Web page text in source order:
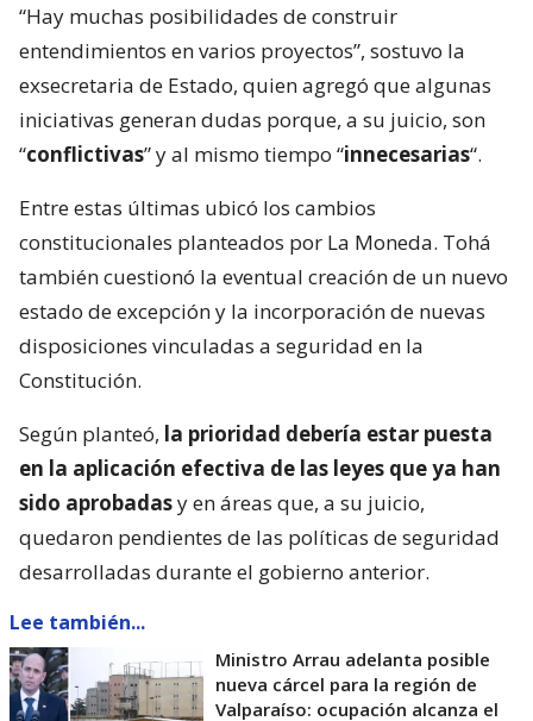
“Hay muchas posibilidades de construir
entendimientos en varios proyectos”, sostuvo la
exsecretaria de Estado, quien agregó que algunas
iniciativas generan dudas porque, a su juicio, son
“conflictivas” y al mismo tiempo “innecesarias“.
Entre estas últimas ubicó los cambios
constitucionales planteados por La Moneda. Tohá
también cuestionó la eventual creación de un nuevo
estado de excepción y la incorporación de nuevas
disposiciones vinculadas a seguridad en la
Constitución.
Según planteó, la prioridad debería estar puesta
en la aplicación efectiva de las leyes que ya han
sido aprobadasy en áreas que, a su juicio,
quedaron pendientes de las políticas de seguridad
desarrolladas durante el gobierno anterior.
Lee también...
Ministro Arrau adelanta posible
nueva cárcel para la región de
Valparaíso: ocupación alcanza el